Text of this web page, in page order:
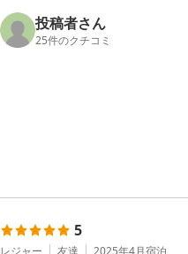
投稿者さん
25件のクチコミ
5
レジャー 友達 2025年4月宿泊